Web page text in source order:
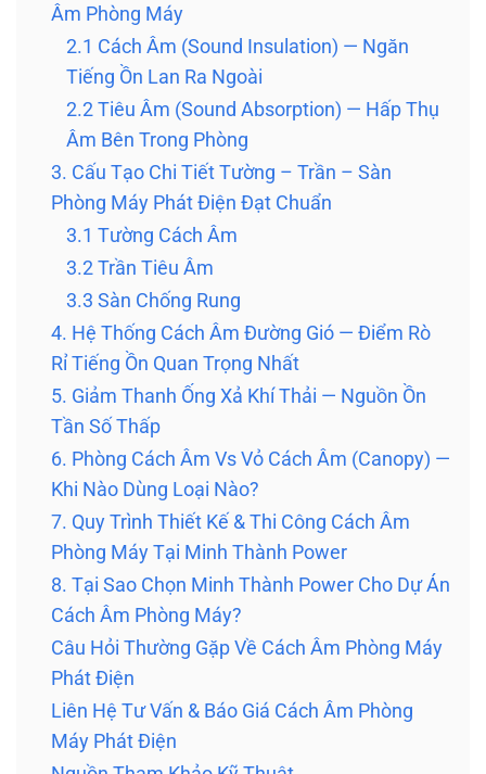
Âm Phòng Máy
2.1 Cách Âm (Sound Insulation) — Ngăn
Tiếng Ồn Lan Ra Ngoài
2.2 Tiêu Âm (Sound Absorption) — Hấp Thụ
Âm Bên Trong Phòng
3. Cấu Tạo Chi Tiết Tường – Trần – Sàn
Phòng Máy Phát Điện Đạt Chuẩn
3.1 Tường Cách Âm
3.2 Trần Tiêu Âm
3.3 Sàn Chống Rung
4. Hệ Thống Cách Âm Đường Gió — Điểm Rò
Rỉ Tiếng Ồn Quan Trọng Nhất
5. Giảm Thanh Ống Xả Khí Thải — Nguồn Ồn
Tần Số Thấp
6. Phòng Cách Âm Vs Vỏ Cách Âm (Canopy) —
Khi Nào Dùng Loại Nào?
7. Quy Trình Thiết Kế & Thi Công Cách Âm
Phòng Máy Tại Minh Thành Power
8. Tại Sao Chọn Minh Thành Power Cho Dự Án
Cách Âm Phòng Máy?
Câu Hỏi Thường Gặp Về Cách Âm Phòng Máy
Phát Điện
Liên Hệ Tư Vấn & Báo Giá Cách Âm Phòng
Máy Phát Điện